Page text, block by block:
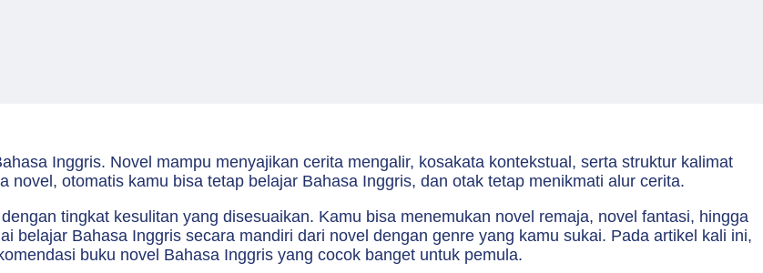
Inggris. Novel mampu menyajikan cerita mengalir, kosakata kontekstual, serta struktur kalimat
otomatis kamu bisa tetap belajar Bahasa Inggris, dan otak tetap menikmati alur cerita.
tingkat kesulitan yang disesuaikan. Kamu bisa menemukan novel remaja, novel fantasi, hingga
belajar Bahasa Inggris secara mandiri dari novel dengan genre yang kamu sukai. Pada artikel kali ini,
buku novel Bahasa Inggris yang cocok banget untuk pemula.